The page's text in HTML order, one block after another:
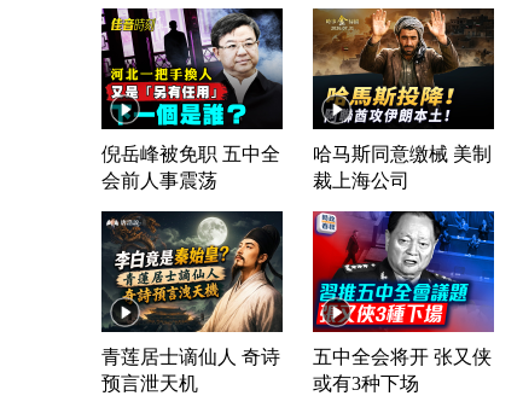
倪岳峰被免职 五中全
会前人事震荡
哈马斯同意缴械 美制
裁上海公司
青莲居士谪仙人 奇诗
预言泄天机
五中全会将开 张又侠
或有3种下场